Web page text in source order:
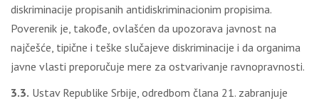
diskriminacije propisanih antidiskriminacionim propisima.
Poverenik je, takođe, ovlašćen da upozorava javnost na
najčešće, tipične i teške slučajeve diskriminacije i da organima
javne vlasti preporučuje mere za ostvarivanje ravnopravnosti.
3.3. Ustav Republike Srbije, odredbom člana 21. zabranjuje